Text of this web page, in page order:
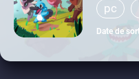
pc
switch
Date de